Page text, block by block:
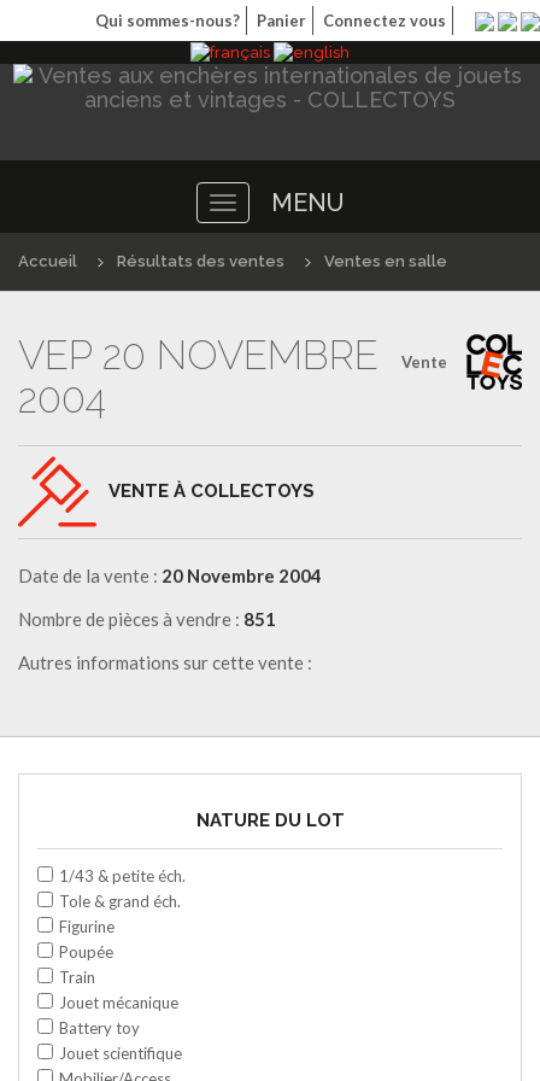
Qui sommes-nous? Panier Connectez vous
Toggle
navigation
MENU
Accueil Résultats des ventes Ventes en salle
Vente
VEP 20 NOVEMBRE
2004
VENTE À COLLECTOYS
Date de la vente : 20 Novembre 2004
Nombre de pièces à vendre : 851
Autres informations sur cette vente :
NATURE DU LOT
1/43 & petite éch.
Tole & grand éch.
Figurine
Poupée
Train
Jouet mécanique
Battery toy
Jouet scientifique